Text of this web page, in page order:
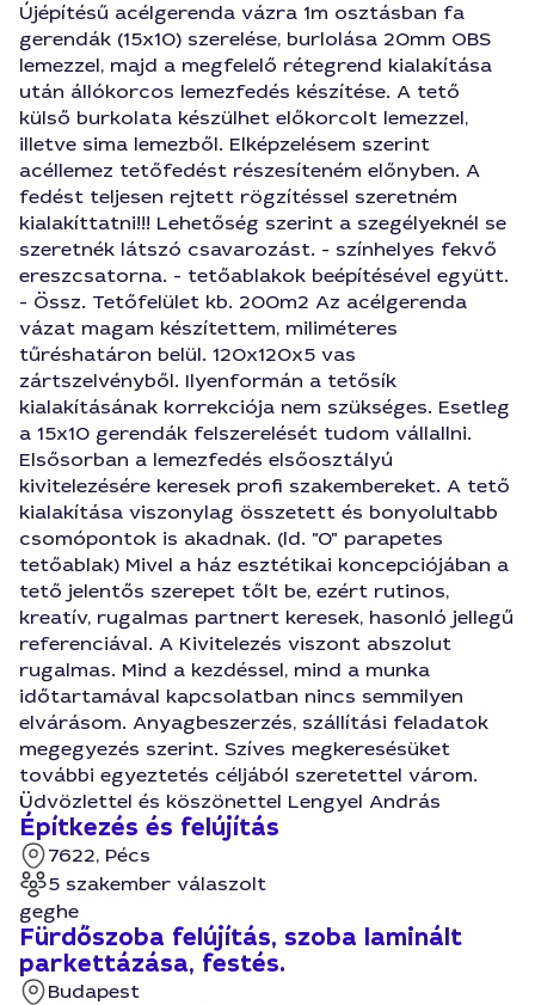
Újépítésű acélgerenda vázra 1m osztásban fa
gerendák (15x10) szerelése, burlolása 20mm OBS
lemezzel, majd a megfelelő rétegrend kialakítása
után állókorcos lemezfedés készítése. A tető
külső burkolata készülhet előkorcolt lemezzel,
illetve sima lemezből. Elképzelésem szerint
acéllemez tetőfedést részesíteném előnyben. A
fedést teljesen rejtett rögzítéssel szeretném
kialakíttatni!!! Lehetőség szerint a szegélyeknél se
szeretnék látszó csavarozást. - színhelyes fekvő
ereszcsatorna. - tetőablakok beépítésével együtt.
- Össz. Tetőfelület kb. 200m2 Az acélgerenda
vázat magam készítettem, miliméteres
tűréshatáron belül. 120x120x5 vas
zártszelvényből. Ilyenformán a tetősík
kialakításának korrekciója nem szükséges. Esetleg
a 15x10 gerendák felszerelését tudom vállallni.
Elsősorban a lemezfedés elsőosztályú
kivitelezésére keresek profi szakembereket. A tető
kialakítása viszonylag összetett és bonyolultabb
csomópontok is akadnak. (ld. "0" parapetes
tetőablak) Mivel a ház esztétikai koncepciójában a
tető jelentős szerepet tőlt be, ezért rutinos,
kreatív, rugalmas partnert keresek, hasonló jellegű
referenciával. A Kivitelezés viszont abszolut
rugalmas. Mind a kezdéssel, mind a munka
időtartamával kapcsolatban nincs semmilyen
elvárásom. Anyagbeszerzés, szállítási feladatok
megegyezés szerint. Szíves megkeresésüket
további egyeztetés céljából szeretettel várom.
Üdvözlettel és köszönettel Lengyel András
Építkezés és felújítás
7622, Pécs
5 szakember válaszolt
geghe
Fürdőszoba felújítás, szoba laminált
parkettázása, festés.
Budapest